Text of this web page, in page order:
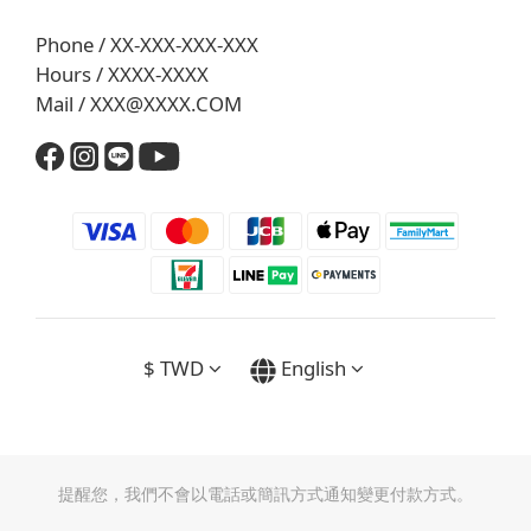
Phone / XX-XXX-XXX-XXX
Hours / XXXX-XXXX
Mail / XXX@XXXX.COM
$ TWD English
提醒您，我們不會以電話或簡訊方式通知變更付款方式。